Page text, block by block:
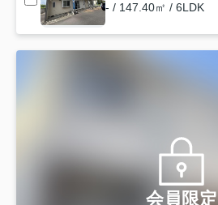
- / 147.40㎡ / 6LDK
会員限定